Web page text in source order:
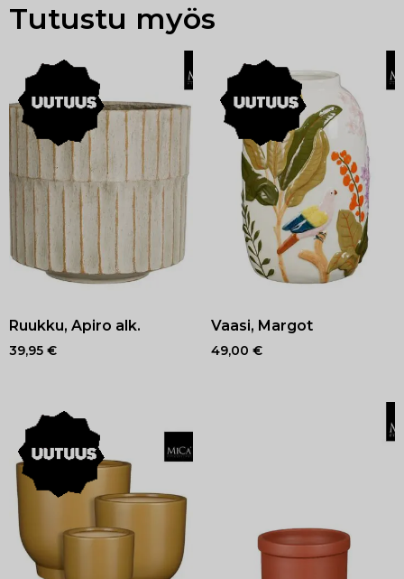
Tutustu myös
Ruukku, Apiro alk.
39,95 €
Vaasi, Margot
49,00 €